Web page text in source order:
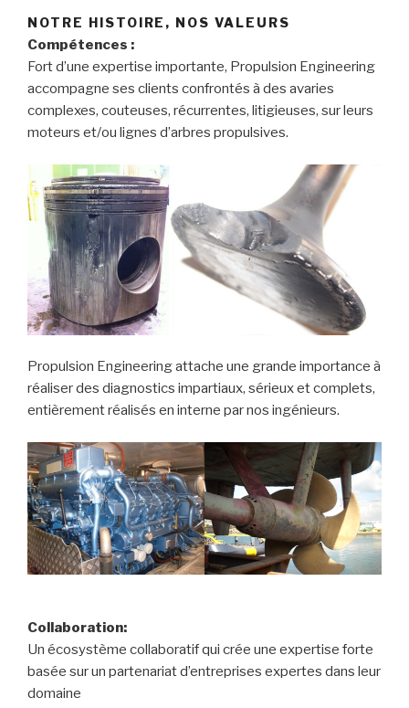
NOTRE HISTOIRE, NOS VALEURS
Compétences :
Fort d’une expertise importante, Propulsion Engineering
accompagne ses clients confrontés à des avaries
complexes, couteuses, récurrentes, litigieuses, sur leurs
moteurs et/ou lignes d’arbres propulsives.
Propulsion Engineering attache une grande importance à
réaliser des diagnostics impartiaux, sérieux et complets,
entièrement réalisés en interne par nos ingénieurs.
Collaboration:
Un écosystème collaboratif qui crée une expertise forte
basée sur un partenariat d’entreprises expertes dans leur
domaine